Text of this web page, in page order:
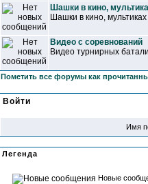
Шашки в кино,
Шашки в кино,
Видео с соревнований
Видео турнирных
Пометить все форумы как
Войти
Имя
Легенда
Новые